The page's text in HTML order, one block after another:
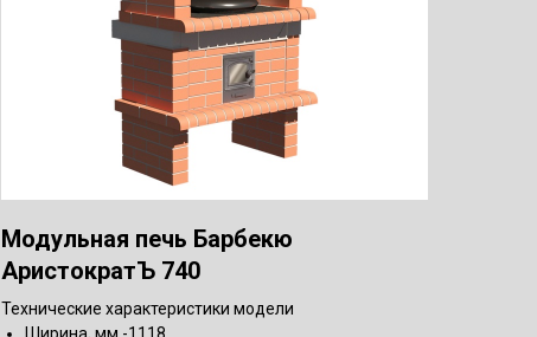
Модульная печь Барбекю
АристократЪ 740
Технические характеристики модели